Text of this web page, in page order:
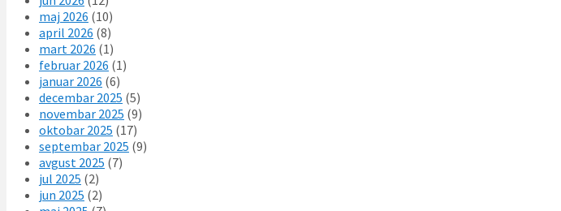
maj 2026 (10)
april 2026 (8)
mart 2026 (1)
februar 2026 (1)
januar 2026 (6)
decembar 2025 (5)
novembar 2025 (9)
oktobar 2025 (17)
septembar 2025 (9)
avgust 2025 (7)
jul 2025 (2)
jun 2025 (2)